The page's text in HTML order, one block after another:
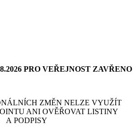
PRO VEŘEJNOST ZAVŘENO
ZMĚN NELZE VYUŽÍT
ANI OVĚŘOVAT LISTINY
A PODPISY